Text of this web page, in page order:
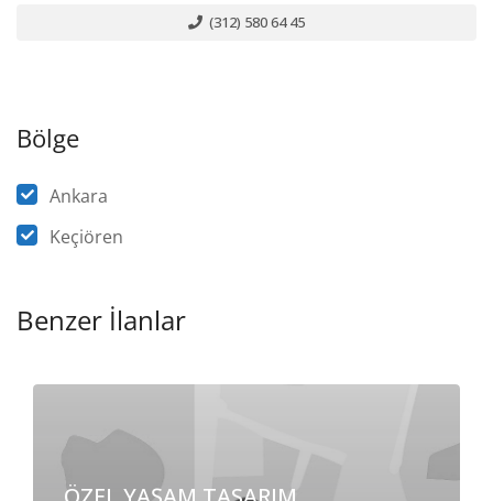
(312) 580 64 45
Bölge
Ankara
Keçiören
Benzer İlanlar